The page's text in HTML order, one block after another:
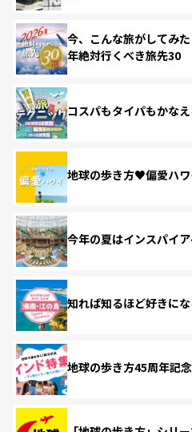
今、こんな旅がしてみ
年絶対行くべき旅先30
コスパもタイパもかな
地球の歩き方♥偏愛ハワ
今年の夏はインスパイア
知れば知るほど好きに
地球の歩き方45周年記